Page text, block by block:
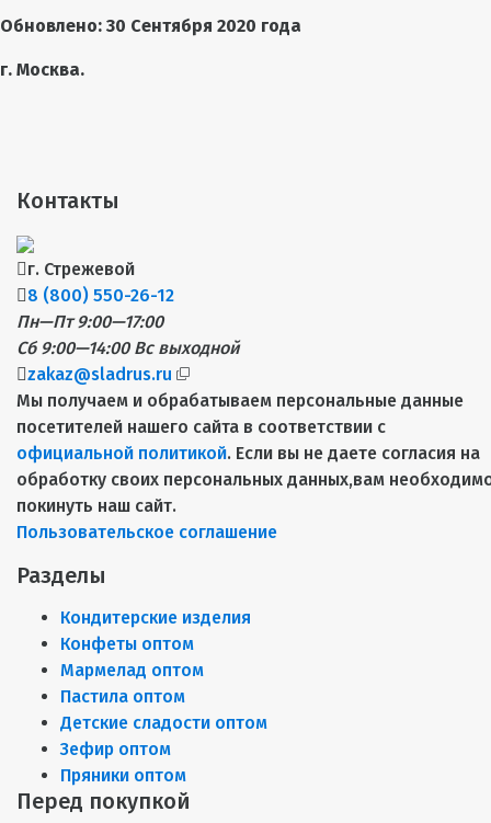
Обновлено: 30 Сентября 2020 года
г. Москва.
Контакты
г. Стрежевой
8 (800) 550-26-12
Пн—Пт 9:00—17:00
Сб 9:00—14:00 Вс выходной
zakaz@sladrus.ru
Мы получаем и обрабатываем персональные данные
посетителей нашего сайта в соответствии с
официальной политикой. Если вы не даете согласия на
обработку своих персональных данных,вам
покинуть наш сайт.
Пользовательское соглашение
Разделы
Кондитерские изделия
Конфеты оптом
Мармелад оптом
Пастила оптом
Детские сладости оптом
Зефир оптом
Пряники оптом
Перед покупкой